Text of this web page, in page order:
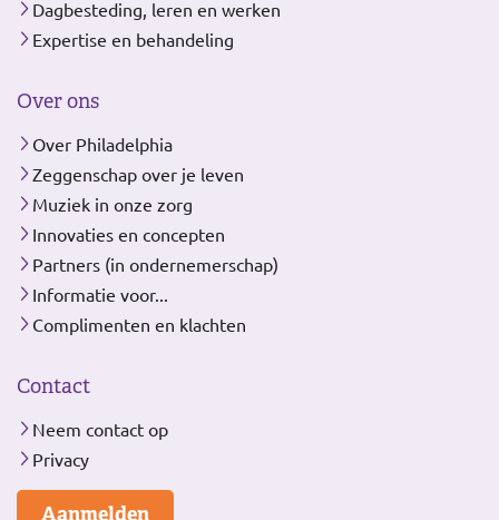
Dagbesteding, leren en werken
Expertise en behandeling
Over ons
Over Philadelphia
Zeggenschap over je leven
Muziek in onze zorg
Innovaties en concepten
Partners (in ondernemerschap)
Informatie voor...
Complimenten en klachten
Contact
Neem contact op
Privacy
Aanmelden